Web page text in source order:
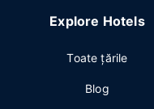
Explore Hotels
Toate ţările
Blog